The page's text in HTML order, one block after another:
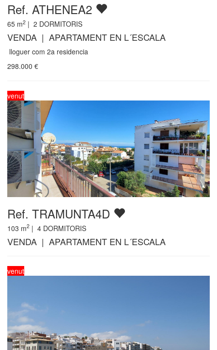
Ref. ATHENEA2
65 m2 | 2 DORMITORIS
VENDA | APARTAMENT EN L´ESCALA
lloguer com 2a residencia
298.000 €
venut
Ref. TRAMUNTA4D
103 m2 | 4 DORMITORIS
VENDA | APARTAMENT EN L´ESCALA
venut